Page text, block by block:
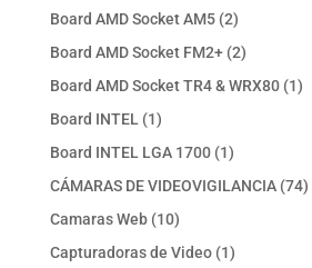
productos
Board AMD Socket AM5 22
productos
Board AMD Socket FM2+ 22
productos
Board AMD Socket TR4 & WRX80 11
Board INTEL 11
producto
Board INTEL LGA 1700 11
producto
CÁMARAS DE VIDEOVIGILANCIA 7474
Camaras Web 1010
productos
Capturadoras de Video 11